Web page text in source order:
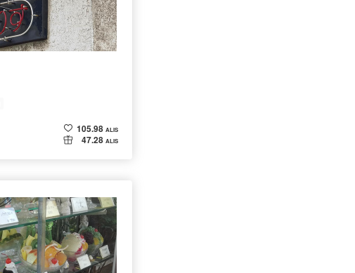
105.98 ALIS
47.28 ALIS